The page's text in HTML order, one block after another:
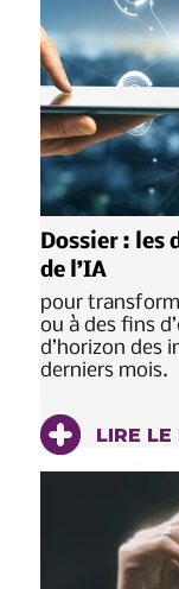
Dossier : les
de l’IA
pour
ou à des fins
d’horizon des
derniers mois.
LIRE